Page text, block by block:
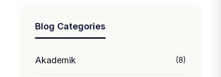
Blog Categories
Akademik (8)